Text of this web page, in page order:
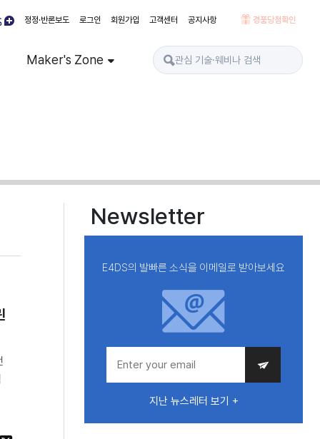
정정·반론보도 로그인 회원가입 고객센터 공지사항 경품당첨확인
Maker's Zone
Newsletter
E4DS의 발빠른 소식을 이메일로 받아보세요
지난 뉴스레터 보기 +